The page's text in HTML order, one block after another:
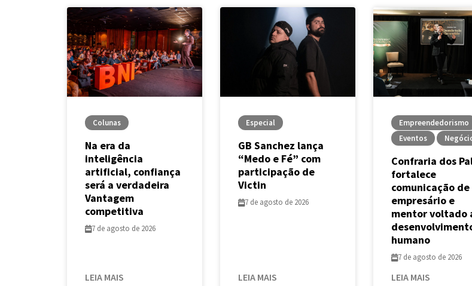
Colunas
Na era da
inteligência
artificial, confiança
será a verdadeira
Vantagem
competitiva
7 de agosto de 2026
LEIA MAIS
Especial
GB Sanchez lança
“Medo e Fé” com
participação de
Victin
7 de agosto de 2026
LEIA MAIS
Empreendedorismo
Eventos
Confraria dos
fortalece
comunicação de
empresário e
mentor voltado
humano
7 de agosto de 2026
LEIA MAIS